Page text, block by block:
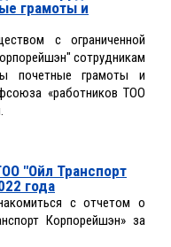
грамоты и
с ограниченной
сотрудникам
почетные грамоты и
«работников ТОО
"Ойл Транспорт
года
с отчетом о
Корпорейшэн» за